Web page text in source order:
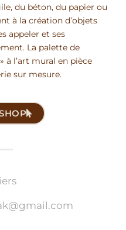
du béton, du papier ou
à la création d’objets
appeler et ses
La palette de
à l’art mural en pièce
sur mesure.